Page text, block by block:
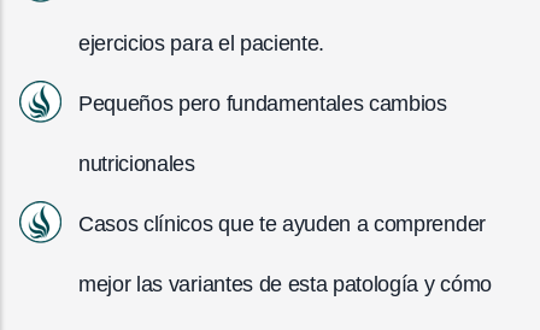
ejercicios para el paciente.
Pequeños pero fundamentales cambios
nutricionales
Casos clínicos que te ayuden a comprender
mejor las variantes de esta patología y cómo